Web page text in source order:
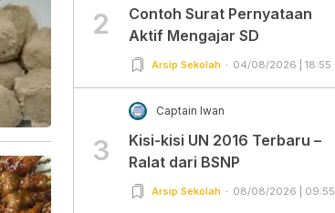
2
Contoh Surat Pernyataan
Aktif Mengajar SD
Arsip Sekolah 04/08/2026 | 18:55
3
Captain Iwan
Kisi-kisi UN 2016 Terbaru –
Ralat dari BSNP
Arsip Sekolah 08/08/2026 | 09:55